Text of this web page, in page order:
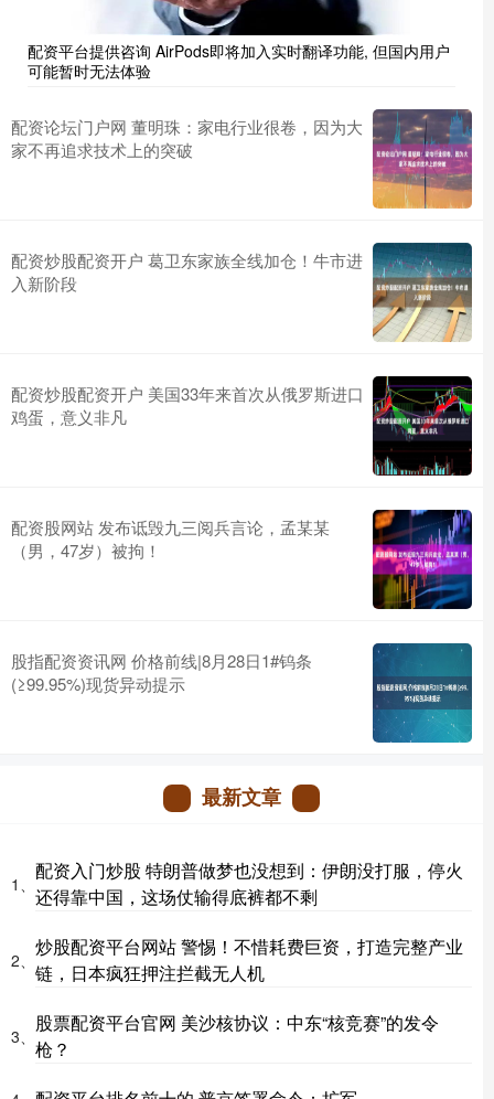
配资平台提供咨询 AirPods即将加入实时翻译功能, 但国内用户
可能暂时无法体验
配资论坛门户网 董明珠：家电行业很卷，因为大
家不再追求技术上的突破
配资炒股配资开户 葛卫东家族全线加仓！牛市进
入新阶段
配资炒股配资开户 美国33年来首次从俄罗斯进口
鸡蛋，意义非凡
配资股网站 发布诋毁九三阅兵言论，孟某某
（男，47岁）被拘！
股指配资资讯网 价格前线|8月28日1#钨条
(≥99.95%)现货异动提示
最新文章
1、
配资入门炒股 特朗普做梦也没想到：伊朗没打服，停火
还得靠中国，这场仗输得底裤都不剩
2、
炒股配资平台网站 警惕！不惜耗费巨资，打造完整产业
链，日本疯狂押注拦截无人机
3、
股票配资平台官网 美沙核协议：中东“核竞赛”的发令
枪？